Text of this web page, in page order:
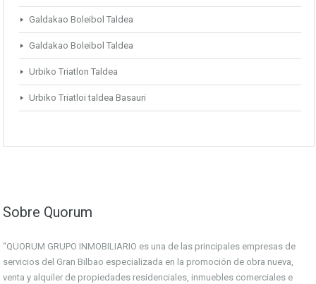
Galdakao Boleibol Taldea
Galdakao Boleibol Taldea
Urbiko Triatlon Taldea
Urbiko Triatloi taldea Basauri
Sobre Quorum
“QUORUM GRUPO INMOBILIARIO es una de las principales empresas de
servicios del Gran Bilbao especializada en la promoción de obra nueva,
venta y alquiler de propiedades residenciales, inmuebles comerciales e